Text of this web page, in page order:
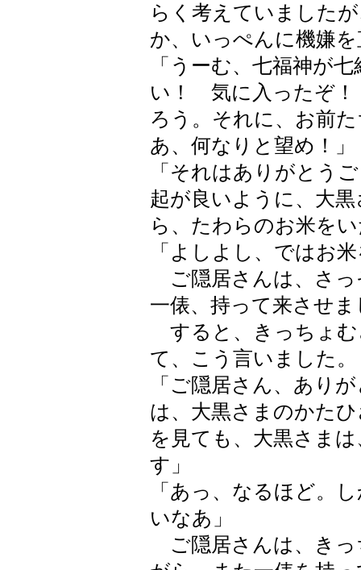
らく考えていました
か、いっぺんに機嫌
「うーむ、七福神が
い！ 気に入ったぞ
ろう。それに、お前
あ、何なりと望め！」
「それはありがとう
起が良いように、大
ら、たわらのお米を
「よしよし、ではお
ご隠居さんは、さっ
一俵、持って来させま
すると、きっちょむ
て、こう言いました。
「ご隠居さん、あり
は、大黒さまのかた
を見ても、大黒さま
す」
「あっ、なるほど。
いなあ」
ご隠居さんは、きっ